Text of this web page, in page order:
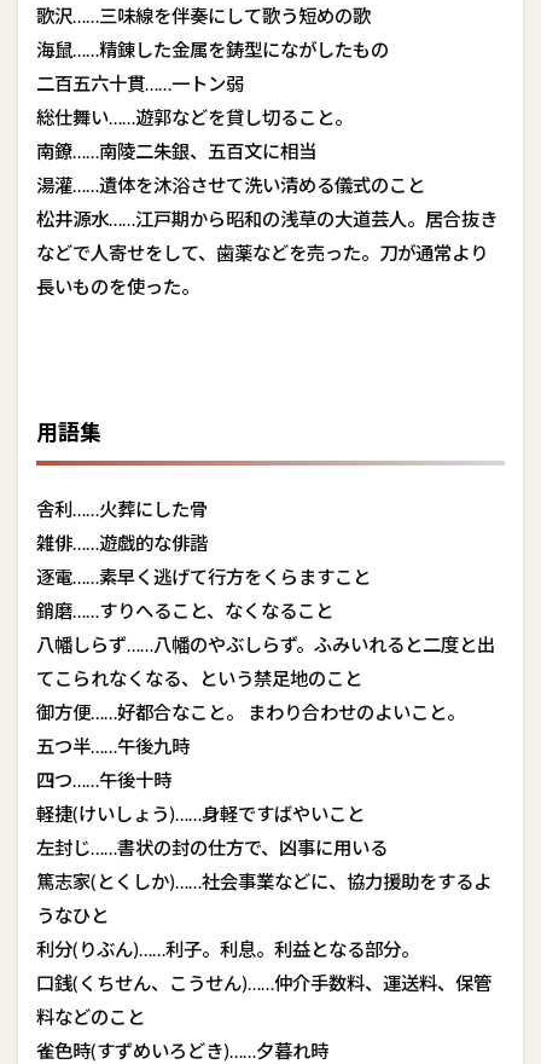
歌沢……三味線を伴奏にして歌う短めの歌
海鼠……精錬した金属を鋳型にながしたもの
二百五六十貫……一トン弱
総仕舞い……遊郭などを貸し切ること。
南鐐……南陵二朱銀、五百文に相当
湯灌……遺体を沐浴させて洗い清める儀式のこと
松井源水……江戸期から昭和の浅草の大道芸人。居合抜き
などで人寄せをして、歯薬などを売った。刀が通常より
長いものを使った。
用語集
舎利……火葬にした骨
雑俳……遊戯的な俳諧
逐電……素早く逃げて行方をくらますこと
銷磨……すりへること、なくなること
八幡しらず……八幡のやぶしらず。ふみいれると二度と出
てこられなくなる、という禁足地のこと
御方便……好都合なこと。 まわり合わせのよいこと。
五つ半……午後九時
四つ……午後十時
軽捷(けいしょう)……身軽ですばやいこと
左封じ……書状の封の仕方で、凶事に用いる
篤志家(とくしか)……社会事業などに、協力援助をするよ
うなひと
利分(りぶん)……利子。利息。利益となる部分。
口銭(くちせん、こうせん)……仲介手数料、運送料、保管
料などのこと
雀色時(すずめいろどき)……夕暮れ時